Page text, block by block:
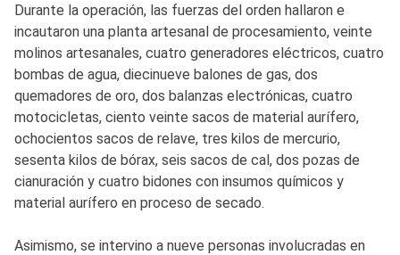
Durante la operación, las fuerzas del orden hallaron e
incautaron una planta artesanal de procesamiento, veinte
molinos artesanales, cuatro generadores eléctricos, cuatro
bombas de agua, diecinueve balones de gas, dos
quemadores de oro, dos balanzas electrónicas, cuatro
motocicletas, ciento veinte sacos de material aurífero,
ochocientos sacos de relave, tres kilos de mercurio,
sesenta kilos de bórax, seis sacos de cal, dos pozas de
cianuración y cuatro bidones con insumos químicos y
material aurífero en proceso de secado.
Asimismo, se intervino a nueve personas involucradas en